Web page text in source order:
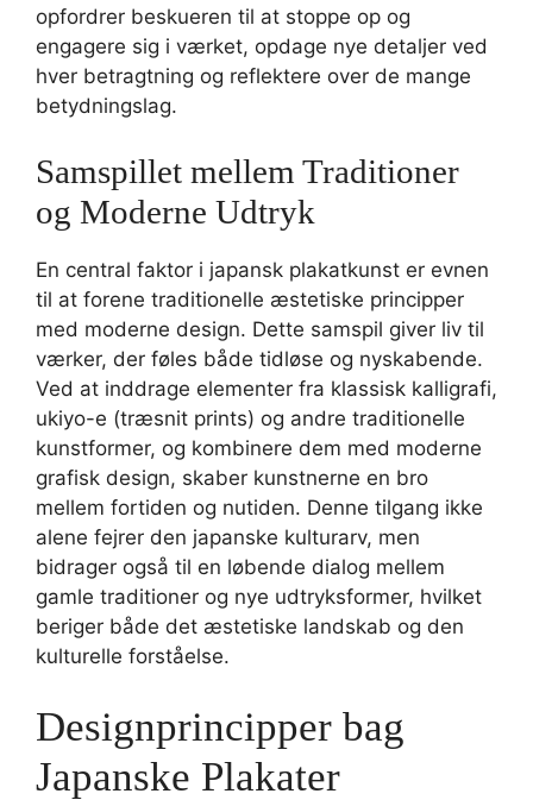
opfordrer beskueren til at stoppe op og
engagere sig i værket, opdage nye detaljer ved
hver betragtning og reflektere over de mange
betydningslag.
Samspillet mellem Traditioner
og Moderne Udtryk
En central faktor i japansk plakatkunst er evnen
til at forene traditionelle æstetiske principper
med moderne design. Dette samspil giver liv til
værker, der føles både tidløse og nyskabende.
Ved at inddrage elementer fra klassisk kalligrafi,
ukiyo-e (træsnit prints) og andre traditionelle
kunstformer, og kombinere dem med moderne
grafisk design, skaber kunstnerne en bro
mellem fortiden og nutiden. Denne tilgang ikke
alene fejrer den japanske kulturarv, men
bidrager også til en løbende dialog mellem
gamle traditioner og nye udtryksformer, hvilket
beriger både det æstetiske landskab og den
kulturelle forståelse.
Designprincipper bag
Japanske Plakater